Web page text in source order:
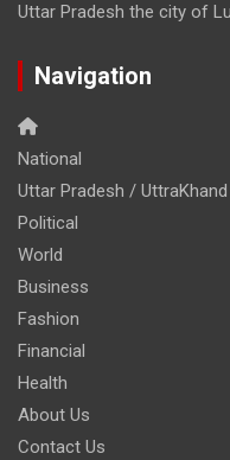
Uttar Pradesh the city of
Navigation
National
Uttar Pradesh / UttraKhand
Political
World
Business
Fashion
Financial
Health
About Us
Contact Us